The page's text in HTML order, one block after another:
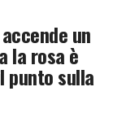
un
la rosa è
punto sulla